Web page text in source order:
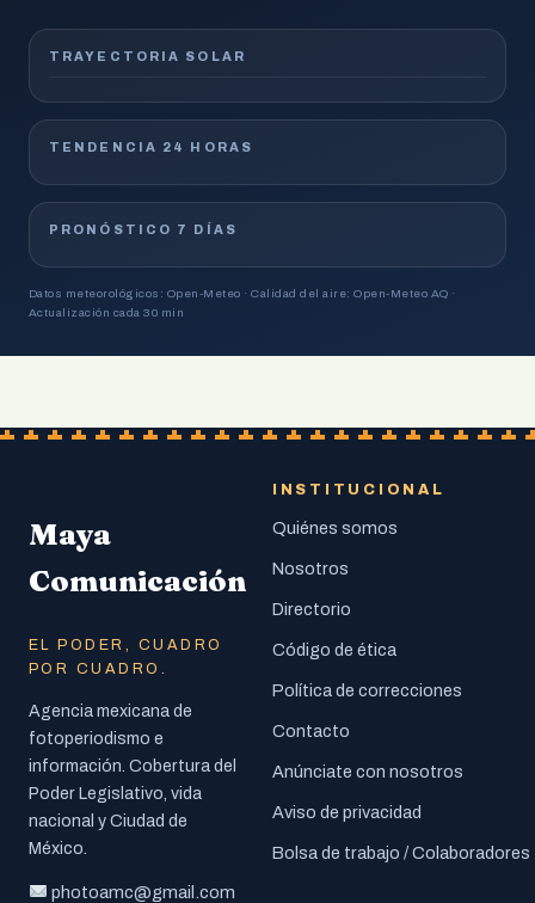
TRAYECTORIA SOLAR
TENDENCIA 24 HORAS
PRONÓSTICO 7 DÍAS
Datos meteorológicos: Open-Meteo · Calidad del aire: Open-Meteo AQ ·
Actualización cada 30 min
Maya
Comunicación
EL PODER, CUADRO
POR CUADRO.
Agencia mexicana de
fotoperiodismo e
información. Cobertura del
Poder Legislativo, vida
nacional y Ciudad de
México.
photoamc@gmail.com
INSTITUCIONAL
Quiénes somos
Nosotros
Directorio
Código de ética
Política de correcciones
Contacto
Anúnciate con nosotros
Aviso de privacidad
Bolsa de trabajo / Colaboradores